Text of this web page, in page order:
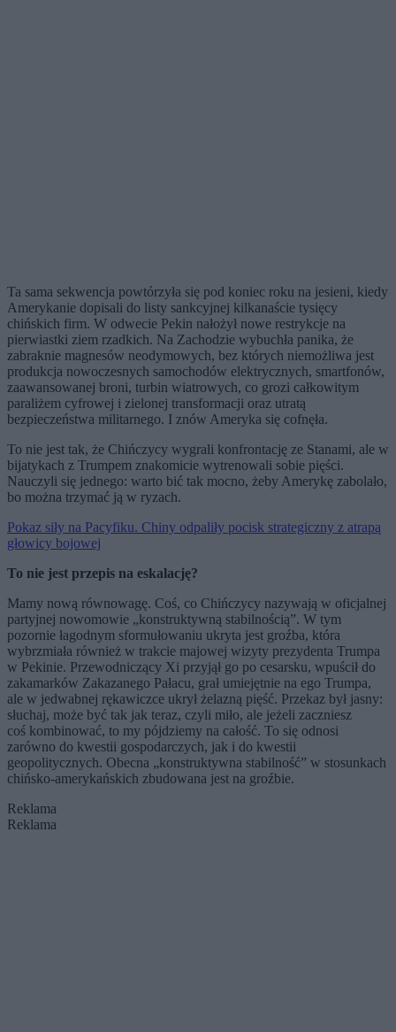
Ta sama sekwencja powtórzyła się pod koniec roku na jesieni, kiedy
Amerykanie dopisali do listy sankcyjnej kilkanaście tysięcy
chińskich firm. W odwecie Pekin nałożył nowe restrykcje na
pierwiastki ziem rzadkich. Na Zachodzie wybuchła panika, że
zabraknie magnesów neodymowych, bez których niemożliwa jest
produkcja nowoczesnych samochodów elektrycznych, smartfonów,
zaawansowanej broni, turbin wiatrowych, co grozi całkowitym
paraliżem cyfrowej i zielonej transformacji oraz utratą
bezpieczeństwa militarnego. I znów Ameryka się cofnęła.
To nie jest tak, że Chińczycy wygrali konfrontację ze Stanami, ale w
bijatykach z Trumpem znakomicie wytrenowali sobie pięści.
Nauczyli się jednego: warto bić tak mocno, żeby Amerykę zabolało,
bo można trzymać ją w ryzach.
Pokaz siły na Pacyfiku. Chiny odpaliły pocisk strategiczny z atrapą
głowicy bojowej
To nie jest przepis na eskalację?
Mamy nową równowagę. Coś, co Chińczycy nazywają w oficjalnej
partyjnej nowomowie „konstruktywną stabilnością”. W tym
pozornie łagodnym sformułowaniu ukryta jest groźba, która
wybrzmiała również w trakcie majowej wizyty prezydenta Trumpa
w Pekinie. Przewodniczący Xi przyjął go po cesarsku, wpuścił do
zakamarków Zakazanego Pałacu, grał umiejętnie na ego Trumpa,
ale w jedwabnej rękawiczce ukrył żelazną pięść. Przekaz był jasny:
słuchaj, może być tak jak teraz, czyli miło, ale jeżeli zaczniesz
coś kombinować, to my pójdziemy na całość. To się odnosi
zarówno do kwestii gospodarczych, jak i do kwestii
geopolitycznych. Obecna „konstruktywna stabilność” w stosunkach
chińsko-amerykańskich zbudowana jest na groźbie.
Reklama
Reklama